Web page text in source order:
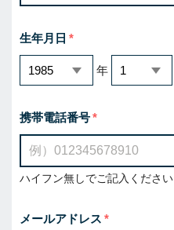
生年月日
年
携帯電話番号
ハイフン無しでご記入ください
メールアドレス